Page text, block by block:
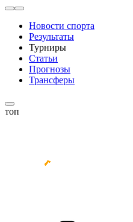
Новости спорта
Результаты
Турниры
Статьи
Прогнозы
Трансферы
топ